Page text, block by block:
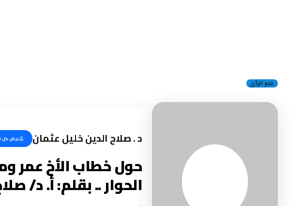
منبر الرأي
د . صلاح الدين خليل عثمان عرض كل
حول خطاب الأخ عمر
الحوار .. بقلم: أ. د/